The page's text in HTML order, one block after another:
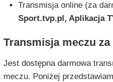
Transmisja online (za
Sport.tvp.pl, Aplikacja
Transmisja meczu
Jest dostępna darmowa
meczu. Poniżej